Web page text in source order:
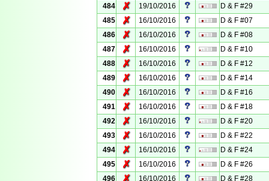
484
✗ 19/10/2016
D & F #29
485
✗ 16/10/2016
D & F #07
486
✗ 16/10/2016
D & F #08
487
✗ 16/10/2016
D & F #10
488
✗ 16/10/2016
D & F #12
489
✗ 16/10/2016
D & F #14
490
✗ 16/10/2016
D & F #16
491
✗ 16/10/2016
D & F #18
492
✗ 16/10/2016
D & F #20
493
✗ 16/10/2016
D & F #22
494
✗ 16/10/2016
D & F #24
495
✗ 16/10/2016
D & F #26
496
16/10/2016
D & F #28